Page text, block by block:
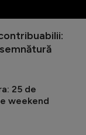
25 de
weekend